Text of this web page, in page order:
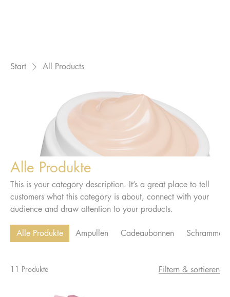
Start All Products
Alle Produkte
This is your category description. It’s a great place to tell
customers what this category is about, connect with your
audience and draw attention to your products.
Alle Produkte Ampullen Cadeaubonnen Schrammek
11 Produkte Filtern & sortieren